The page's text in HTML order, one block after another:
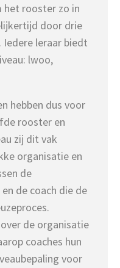
het rooster zo in
door drie
leraar biedt
lwoo,
hebben dus voor
rooster en
zij dit vak
organisatie en
de
de coach die de
de organisatie
coaches hun
voor